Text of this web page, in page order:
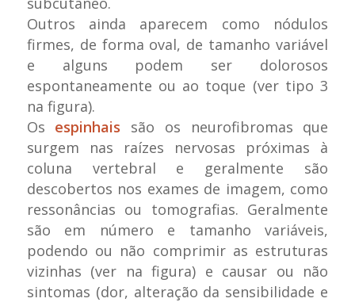
Outros ainda aparecem como nódulos
firmes, de forma oval, de tamanho variável
e alguns podem ser dolorosos
espontaneamente ou ao toque (ver tipo 3
na figura).
Os espinhais são os neurofibromas que
surgem nas raízes nervosas próximas à
coluna vertebral e geralmente são
descobertos nos exames de imagem, como
ressonâncias ou tomografias. Geralmente
são em número e tamanho variáveis,
podendo ou não comprimir as estruturas
vizinhas (ver na figura) e causar ou não
sintomas (dor, alteração da sensibilidade e